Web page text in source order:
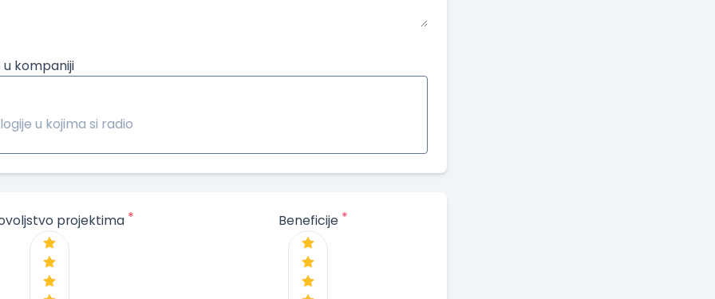
u kompaniji
u kojima si radio
projektima * Beneficije *